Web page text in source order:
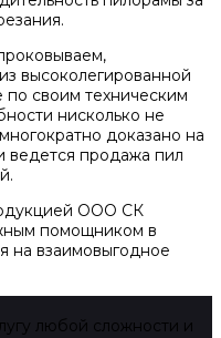
высоколегированной
своим техническим
нисколько не
доказано на
ведется продажа пил
ООО СК
помощником в
на взаимовыгодное
любой сложности и